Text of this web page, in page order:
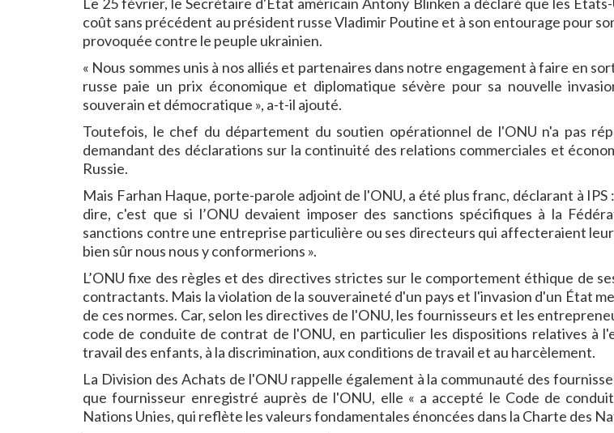
coût sans précédent au président russe Vladimir Poutine et à son entourage pour
provoquée contre le peuple ukrainien.
« Nous sommes unis à nos alliés et partenaires dans notre engagement à faire en
russe paie un prix économique et diplomatique sévère pour sa nouvelle
souverain et démocratique », a-t-il ajouté.
Toutefois, le chef du département du soutien opérationnel de l'ONU n'a pas
demandant des déclarations sur la continuité des relations commerciales et
Russie.
Mais Farhan Haque, porte-parole adjoint de l'ONU, a été plus franc, déclarant à IPS
dire, c'est que si l’ONU devaient imposer des sanctions spécifiques à la
sanctions contre une entreprise particulière ou ses directeurs qui affecteraient
bien sûr nous nous y conformerions ».
L’ONU fixe des règles et des directives strictes sur le comportement éthique de
contractants. Mais la violation de la souveraineté d'un pays et l'invasion d'un État
de ces normes. Car, selon les directives de l'ONU, les fournisseurs et les
code de conduite de contrat de l'ONU, en particulier les dispositions relatives à
travail des enfants, à la discrimination, aux conditions de travail et au harcèlement.
La Division des Achats de l'ONU rappelle également à la communauté des
que fournisseur enregistré auprès de l'ONU, elle « a accepté le Code de
Nations Unies, qui reflète les valeurs fondamentales énoncées dans la Charte des